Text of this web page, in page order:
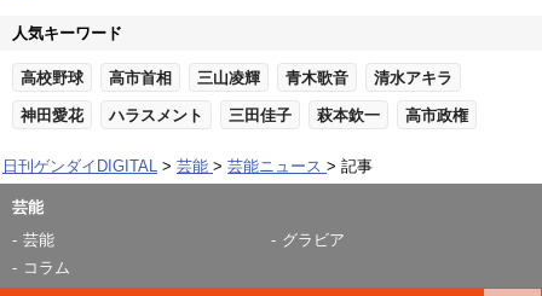
人気キーワード
高校野球 高市首相 三山凌輝 青木歌音 清水アキラ
神田愛花 ハラスメント 三田佳子 萩本欽一 高市政権
日刊ゲンダイDIGITAL 芸能 芸能ニュース 記事
芸能
芸能
グラビア
コラム